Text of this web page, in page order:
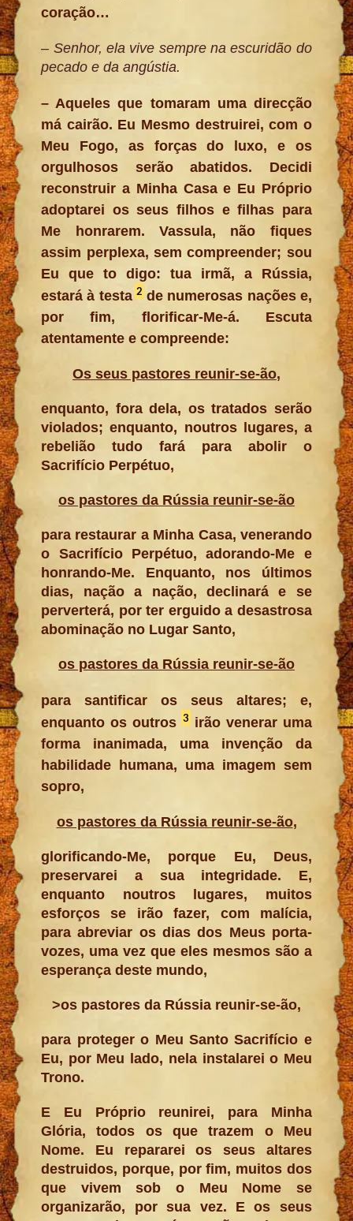
coração…
– Senhor, ela vive sempre na escuridão do
pecado e da angústia.
– Aqueles que tomaram uma direcção
má cairão. Eu Mesmo destruirei, com o
Meu Fogo, as forças do luxo, e os
orgulhosos serão abatidos. Decidi
reconstruir a Minha Casa e Eu Próprio
adoptarei os seus filhos e filhas para
Me honrarem. Vassula, não fiques
assim perplexa, sem compreender; sou
Eu que to digo: tua irmã, a Rússia,
estará à testa 2 de numerosas nações e,
por fim, florificar-Me-á. Escuta
atentamente e compreende:
Os seus pastores reunir-se-ão,
enquanto, fora dela, os tratados serão
violados; enquanto, noutros lugares, a
rebelião tudo fará para abolir o
Sacrifício Perpétuo,
os pastores da Rússia reunir-se-ão
para restaurar a Minha Casa, venerando
o Sacrifício Perpétuo, adorando-Me e
honrando-Me. Enquanto, nos últimos
dias, nação a nação, declinará e se
perverterá, por ter erguido a desastrosa
abominação no Lugar Santo,
os pastores da Rússia reunir-se-ão
para santificar os seus altares; e,
enquanto os outros 3 irão venerar uma
forma inanimada, uma invenção da
habilidade humana, uma imagem sem
sopro,
os pastores da Rússia reunir-se-ão,
glorificando-Me, porque Eu, Deus,
preservarei a sua integridade. E,
enquanto noutros lugares, muitos
esforços se irão fazer, com malícia,
para abreviar os dias dos Meus porta-
vozes, uma vez que eles mesmos são a
esperança deste mundo,
>os pastores da Rússia reunir-se-ão,
para proteger o Meu Santo Sacrifício e
Eu, por Meu lado, nela instalarei o Meu
Trono.
E Eu Próprio reunirei, para Minha
Glória, todos os que trazem o Meu
Nome. Eu repararei os seus altares
destruidos, porque, por fim, muitos dos
que vivem sob o Meu Nome se
organizarão, por sua vez. E os seus